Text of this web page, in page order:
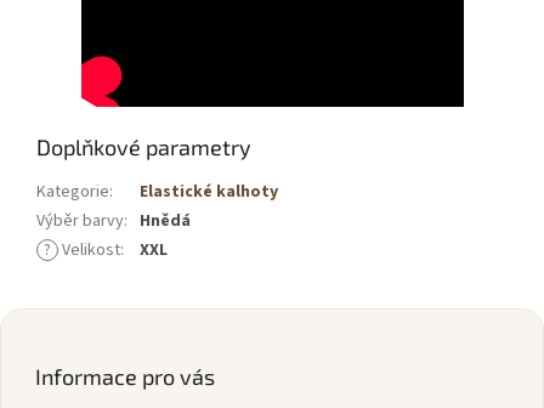
Doplňkové parametry
Kategorie:
Elastické kalhoty
Výběr barvy: Hnědá
? Velikost: XXL
Z
Informace pro vás